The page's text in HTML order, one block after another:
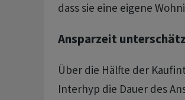
dass sie eine eigene
Ansparzeit
Über die Hälfte der
Interhyp die Dauer des